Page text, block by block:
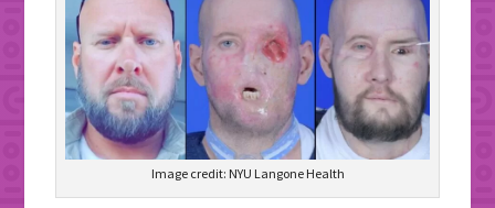
Image credit: NYU Langone Health